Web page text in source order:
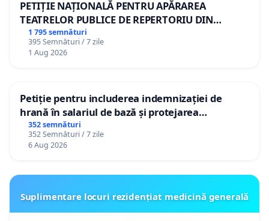
PETIȚIE NAȚIONALĂ PENTRU APĂRAREA
TEATRELOR PUBLICE DE REPERTORIU DIN
ROMÂNIA
1 795 semnături
395 Semnături / 7 zile
1 Aug 2026
Petiție pentru includerea indemnizației de
hrană în salariul de bază și protejarea
gradațiilor de vechime pentru asistenții
personali
352 semnături
352 Semnături / 7 zile
6 Aug 2026
Suplimentare locuri rezidențiat medicină generală